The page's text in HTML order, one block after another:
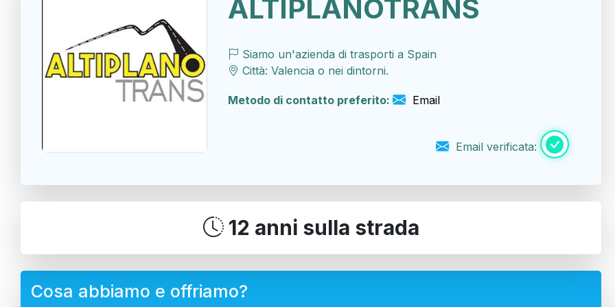
ALTIPLANOTRANS
Siamo un'azienda di trasporti a Spain
Città: Valencia o nei dintorni.
Metodo di contatto preferito: Email
Email verificata:
12 anni sulla strada
Cosa abbiamo e offriamo?